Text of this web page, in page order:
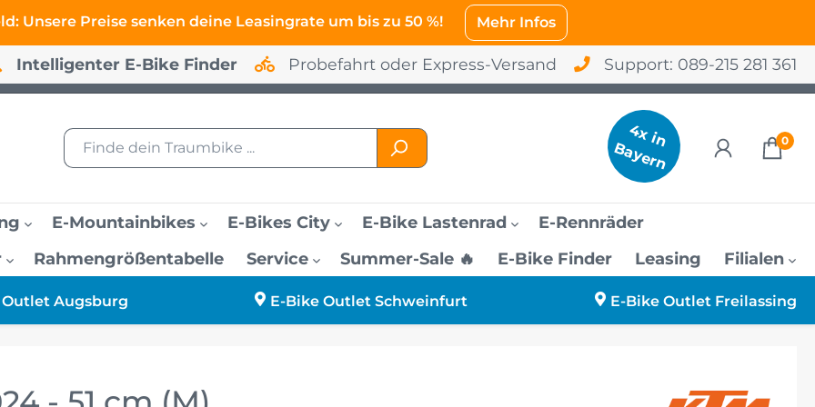
Unsere Preise senken deine Leasingrate um bis zu 50 %! Mehr Infos
Intelligenter E-Bike Finder Probefahrt oder Express-Versand Support: 089-215 281 361
4
x
in
B
a
y
e
r
n 0
E-Mountainbikes E-Bikes City E-Bike Lastenrad
E-Rennräder
Rahmengrößentabelle Service Summer-Sale 🔥 E-Bike Finder Leasing Filialen
E-Bikes bis 2500 Euro
E-Bikes Trekking Damen
E-Bikes Hardtail
E-Bikes City Damen
Widerruf
E-Bike Outlet Augsburg
Outlet Augsburg E-Bike Outlet Schweinfurt
E-Bike Outlet Freilassing